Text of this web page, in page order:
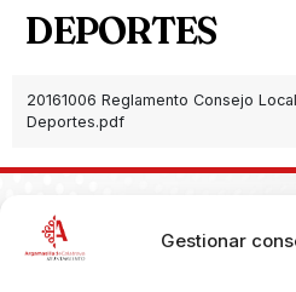
Gestionar
DEPORTES
20161006 Reglamento Consejo
Deportes.pdf
Copyright © 2026 Ayuntamiento